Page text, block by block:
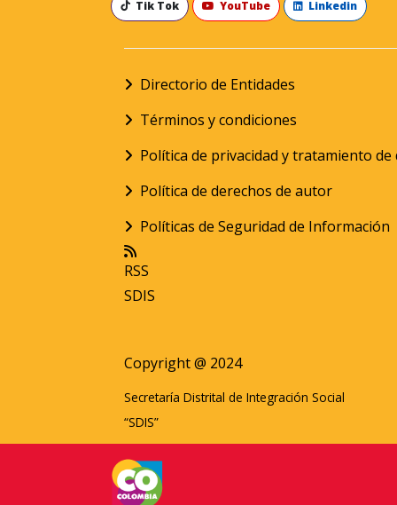
Tik Tok YouTube Linkedin
Directorio de Entidades
Términos y condiciones
Política de privacidad y tratamiento
Política de derechos de autor
Políticas de Seguridad de Información
RSS
SDIS
Copyright @ 2024
Secretaría Distrital de Integración Social
“SDIS”